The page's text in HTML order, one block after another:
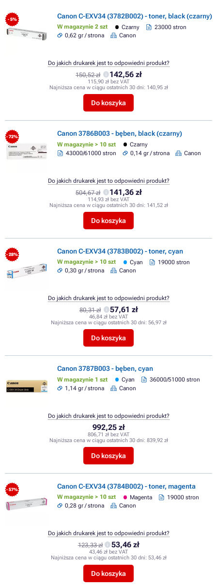
- 5% Canon C-EXV34 (3782B002) - toner, black (czarny)
W magazynie 2 szt Czarny
23000 stron
0,62 gr / strona
Canon
150,52 zł 142,56 zł
115,90 zł bez VAT
Najniższa cena w ciągu ostatnich 30 dni: 140,95 zł
Do koszyka
Do jakich drukarek jest to odpowiedni produkt?
- 72% Canon 3786B003 - bęben, black (czarny)
W magazynie > 10 szt
Czarny
43000/61000 stron
0,14 gr / strona Canon
504,67 zł 141,36 zł
114,93 zł bez VAT
Najniższa cena w ciągu ostatnich 30 dni: 141,52 zł
Do koszyka
Do jakich drukarek jest to odpowiedni produkt?
- 28% Canon C-EXV34 (3783B002) - toner, cyan
W magazynie > 10 szt Cyan
19000 stron
0,30 gr / strona
Canon
80,31 zł 57,61 zł
46,84 zł bez VAT
Najniższa cena w ciągu ostatnich 30 dni: 56,97 zł
Do koszyka
Do jakich drukarek jest to odpowiedni produkt?
Canon 3787B003 - bęben, cyan
W magazynie 1 szt Cyan
36000/51000 stron
1,14 gr / strona
Canon
992,25 zł
806,71 zł bez VAT
Najniższa cena w ciągu ostatnich 30 dni: 839,92 zł
Do koszyka
Do jakich drukarek jest to odpowiedni produkt?
- 57% Canon C-EXV34 (3784B002) - toner, magenta
W magazynie > 10 szt Magenta
19000 stron
0,28 gr / strona
Canon
123,33 zł 53,46 zł
43,46 zł bez VAT
Najniższa cena w ciągu ostatnich 30 dni: 53,46 zł
Do koszyka
Do jakich drukarek jest to odpowiedni produkt?